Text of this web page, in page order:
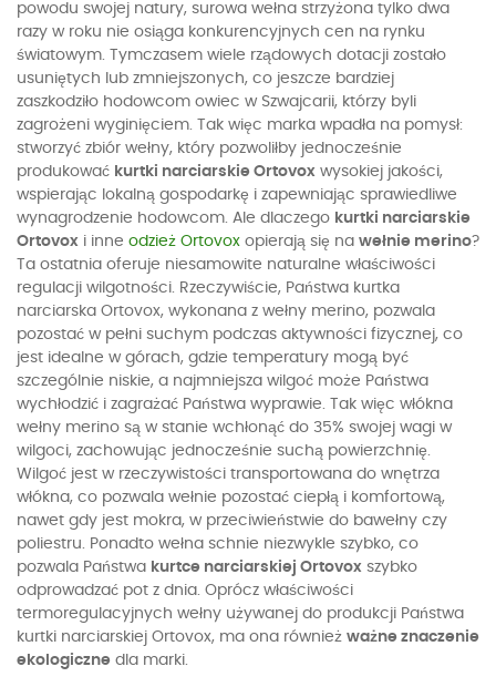
powodu swojej natury, surowa wełna strzyżona tylko dwa
razy w roku nie osiąga konkurencyjnych cen na rynku
światowym. Tymczasem wiele rządowych dotacji zostało
usuniętych lub zmniejszonych, co jeszcze bardziej
zaszkodziło hodowcom owiec w Szwajcarii, którzy byli
zagrożeni wyginięciem. Tak więc marka wpadła na pomysł:
stworzyć zbiór wełny, który pozwoliłby jednocześnie
produkować kurtki narciarskie Ortovox wysokiej jakości,
wspierając lokalną gospodarkę i zapewniając sprawiedliwe
wynagrodzenie hodowcom. Ale dlaczego kurtki narciarskie
Ortovox i inne odzież Ortovox opierają się na wełnie merino?
Ta ostatnia oferuje niesamowite naturalne właściwości
regulacji wilgotności. Rzeczywiście, Państwa kurtka
narciarska Ortovox, wykonana z wełny merino, pozwala
pozostać w pełni suchym podczas aktywności fizycznej, co
jest idealne w górach, gdzie temperatury mogą być
szczególnie niskie, a najmniejsza wilgoć może Państwa
wychłodzić i zagrażać Państwa wyprawie. Tak więc włókna
wełny merino są w stanie wchłonąć do 35% swojej wagi w
wilgoci, zachowując jednocześnie suchą powierzchnię.
Wilgoć jest w rzeczywistości transportowana do wnętrza
włókna, co pozwala wełnie pozostać ciepłą i komfortową,
nawet gdy jest mokra, w przeciwieństwie do bawełny czy
poliestru. Ponadto wełna schnie niezwykle szybko, co
pozwala Państwa kurtce narciarskiej Ortovox szybko
odprowadzać pot z dnia. Oprócz właściwości
termoregulacyjnych wełny używanej do produkcji Państwa
kurtki narciarskiej Ortovox, ma ona również ważne znaczenie
ekologiczne dla marki.